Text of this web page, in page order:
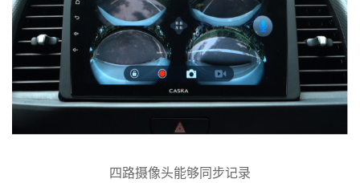
四路摄像头能够同步记录